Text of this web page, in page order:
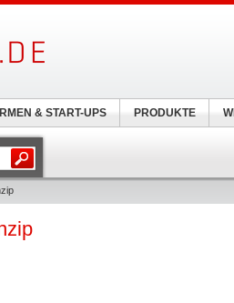
& START-UPS PRODUKTE